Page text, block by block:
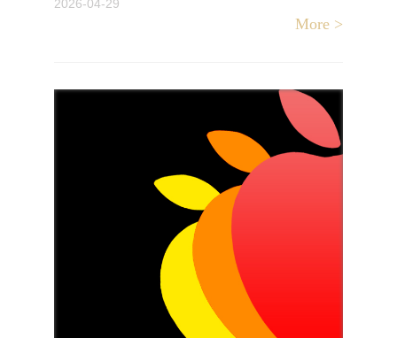
慣。許多家長在挑選兒童教材時，都希望內容不要太
死板，也不要讓孩子一開始就覺得有壓力，而是能用
中慢慢累積能力，也讓家長在親子教育上有更實用的
2026-04-29
More >